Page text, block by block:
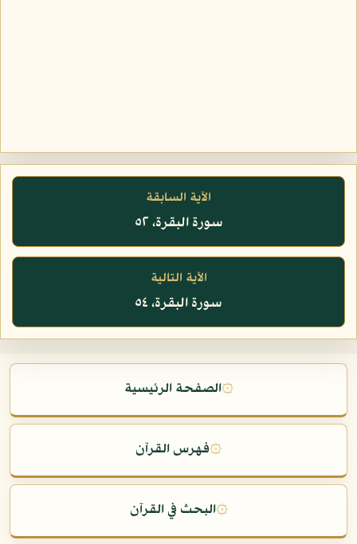
الآية السابقة
سورة البقرة، ٥٢
الآية التالية
سورة البقرة، ٥٤
۞الصفحة الرئيسية
۞فهرس القرآن
۞البحث في القرآن